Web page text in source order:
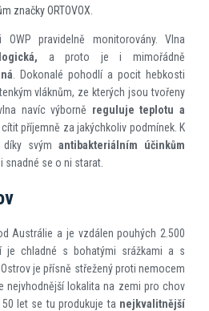
značky ORTOVOX.
pravidelně monitorovány. Vlna
a proto je i mimořádně
. Dokonalé pohodlí a pocit hebkosti
vláknům, ze kterých jsou tvořeny
navíc výborně reguluje teplotu a
příjemně za jakýchkoliv podmínek. K
svým antibakteriálním účinkům
snadné se o ni starat.
Austrálie a je vzdálen pouhých 2.500
je chladné s bohatými srážkami a s
je přísně střežený proti nemocem
nejvhodnější lokalita na zemi pro chov
let se tu produkuje ta nejkvalitnější